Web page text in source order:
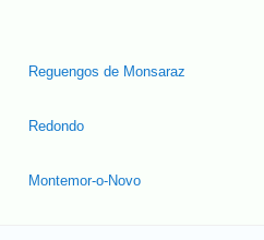
Reguengos de Monsaraz
Redondo
Montemor-o-Novo